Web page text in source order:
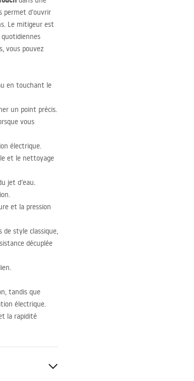
permet d’ouvrir
Le mitigeur est
quotidiennes
vous pouvez
en touchant le
un point précis.
vous
électrique.
et le nettoyage
jet d’eau.
et la pression
de style classique,
décuplée
tandis que
électrique.
la rapidité